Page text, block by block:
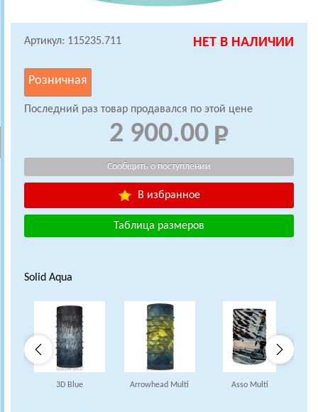
Артикул: 115235.711 НЕТ В НАЛИЧИИ
Розничная
Последний раз товар продавался по этой цене
2 900.00
В избранное
Таблица размеров
Solid Aqua
3D Blue Arrowhead Multi Asso Multi